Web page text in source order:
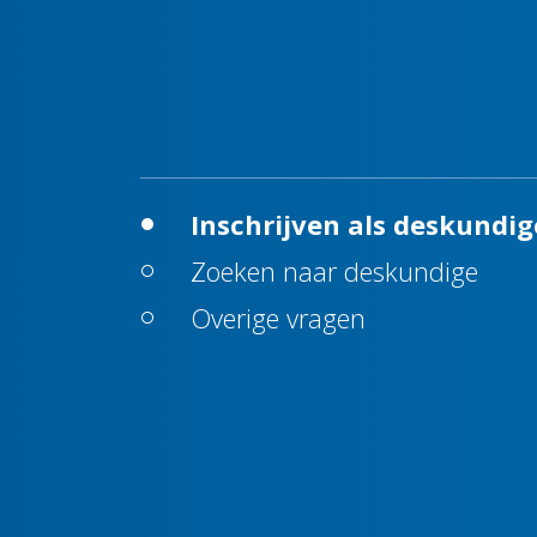
Inschrijven als
Zoeken naar deskundige
Overige vragen